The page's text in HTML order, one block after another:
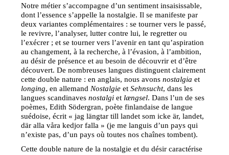
Notre métier s’accompagne d’un sentiment insaisissable,
dont l’essence s’appelle la nostalgie. Il se manifeste par
deux variantes complémentaires : se tourner vers le passé,
le revivre, l’analyser, lutter contre lui, le regretter ou
l’exécrer ; et se tourner vers l’avenir en tant qu’aspiration
au changement, à la recherche, à l’évasion, à l’ambition,
au désir de présence et au besoin de découvrir et d’être
découvert. De nombreuses langues distinguent clairement
cette double nature : en anglais, nous avonsnostalgia et
longing, en allemand Nostalgie etSehnsucht, dans les
langues scandinavesnostalgi et længsel. Dans l’un de ses
poèmes, Edith Södergran, poète finlandaise de langue
suédoise, écrit « jag längtar till landet som icke är, landet,
där alla våra kedjor falla » (je me languis d’un pays qui
n’existe pas, d’un pays où toutes nos chaînes tombent).
Cette double nature de la nostalgie et du désir caractérise